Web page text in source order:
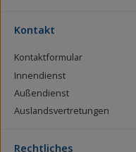
Kontakt
Kontaktformular
Innendienst
Außendienst
Auslandsvertretungen
Rechtliches